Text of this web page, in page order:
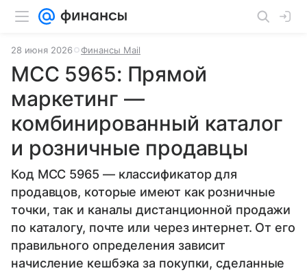
28 июня 2026 Финансы Mail
MCC 5965: Прямой
маркетинг —
комбинированный каталог
и розничные продавцы
Код MCC 5965 — классификатор для
продавцов, которые имеют как розничные
точки, так и каналы дистанционной продажи
по каталогу, почте или через интернет. От его
правильного определения зависит
начисление кешбэка за покупки, сделанные